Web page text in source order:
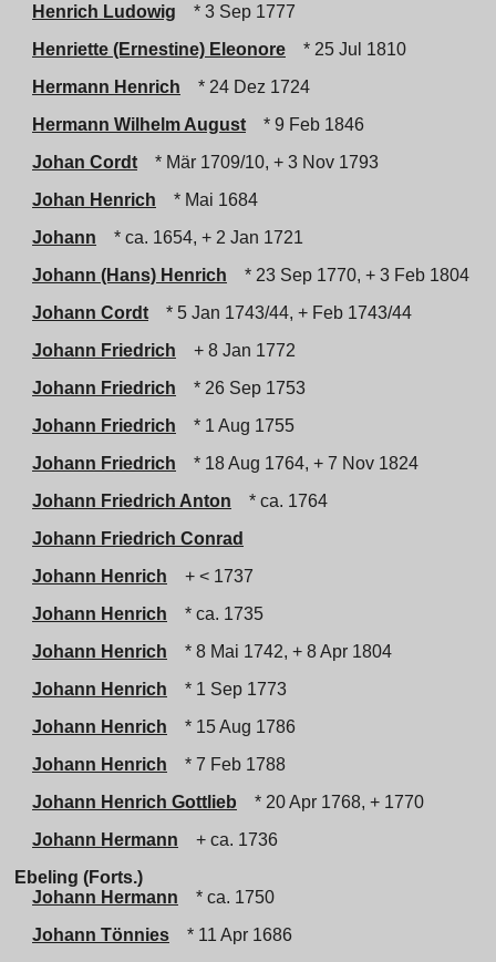
Henrich Ludowig
* 3 Sep 1777
Henriette (Ernestine) Eleonore
* 25 Jul 1810
Hermann Henrich
* 24 Dez 1724
Hermann Wilhelm August
* 9 Feb 1846
Johan Cordt
* Mär 1709/10, + 3 Nov 1793
Johan Henrich
* Mai 1684
Johann
* ca. 1654, + 2 Jan 1721
Johann (Hans) Henrich
* 23 Sep 1770, + 3 Feb 1804
Johann Cordt
* 5 Jan 1743/44, + Feb 1743/44
Johann Friedrich
+ 8 Jan 1772
Johann Friedrich
* 26 Sep 1753
Johann Friedrich
* 1 Aug 1755
Johann Friedrich
* 18 Aug 1764, + 7 Nov 1824
Johann Friedrich Anton
* ca. 1764
Johann Friedrich Conrad
Johann Henrich
+ < 1737
Johann Henrich
* ca. 1735
Johann Henrich
* 8 Mai 1742, + 8 Apr 1804
Johann Henrich
* 1 Sep 1773
Johann Henrich
* 15 Aug 1786
Johann Henrich
* 7 Feb 1788
Johann Henrich Gottlieb
* 20 Apr 1768, + 1770
Johann Hermann
+ ca. 1736
Ebeling (Forts.)
Johann Hermann
* ca. 1750
Johann Tönnies
* 11 Apr 1686